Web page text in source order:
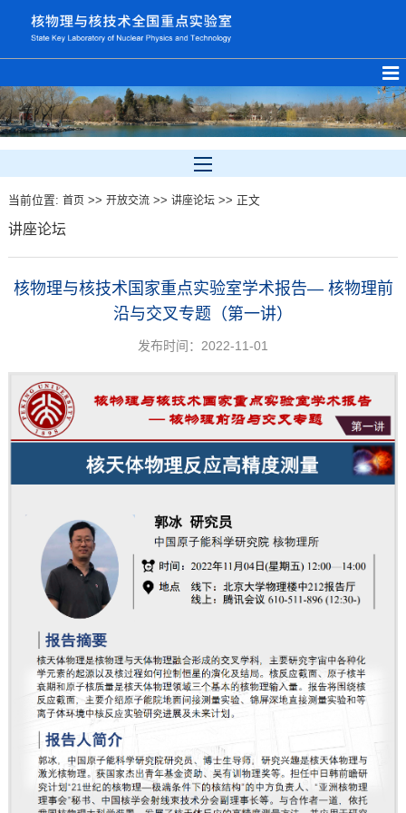
当前位置: 首页>> 开放交流>> 讲座论坛>> 正文
讲座论坛
核物理与核技术国家重点实验室学术报告— 核物理前
沿与交叉专题（第一讲）
发布时间：2022-11-01